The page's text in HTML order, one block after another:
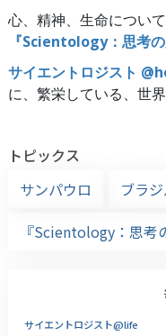
心、精神、生命につい
『Scientology：思考の
サイエントロジスト
に、繁栄している、世
トピックス
サンパウロ
ブラ
『Scientology：思考
サイエントロジスト@life